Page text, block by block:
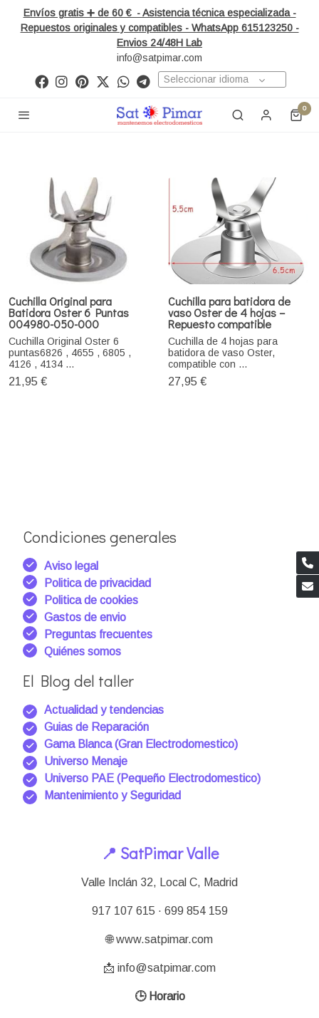
Envíos gratis ➕ de 60 € - Asistencia técnica especializada -
Repuestos originales y compatibles - WhatsApp 615123250 -
Envios 24/48H Lab
info@satpimar.com
Seleccionar idioma
0
Cuchilla Original para
Batidora Oster 6 Puntas
004980-050-000
Cuchilla Original Oster 6
puntas6826 , 4655 , 6805 ,
4126 , 4134 ...
21,95 €
Cuchilla para batidora de
vaso Oster de 4 hojas –
Repuesto compatible
Cuchilla de 4 hojas para
batidora de vaso Oster,
compatible con ...
27,95 €
Condiciones generales
Aviso legal
Politica de privacidad
Politica de cookies
Gastos de envio
Preguntas frecuentes
Quiénes somos
El Blog del taller
Actualidad y tendencias
Guias de Reparación
Gama Blanca (Gran Electrodomestico)
Universo Menaje
Universo PAE (Pequeño Electrodomestico)
Mantenimiento y Seguridad
📍 SatPimar Valle
Valle Inclán 32, Local C, Madrid
917 107 615 · 699 854 159
🌐 www.satpimar.com
📩 info@satpimar.com
🕒 Horario